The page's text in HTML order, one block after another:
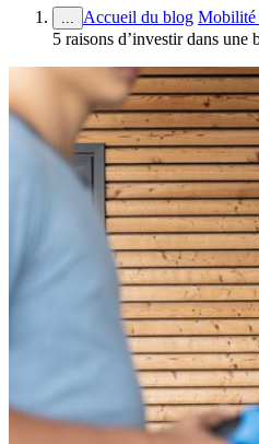
... Accueil du blog Mobilité
5 raisons d’investir dans une